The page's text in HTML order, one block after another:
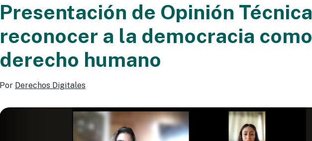
Presentación de Opinión
reconocer a la democracia
derecho humano
Por Derechos Digitales